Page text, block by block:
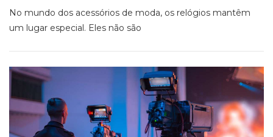
No mundo dos acessórios de moda, os relógios mantêm
um lugar especial. Eles não são